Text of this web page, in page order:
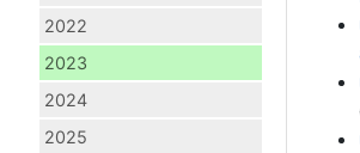
2022
2023
2024
2025